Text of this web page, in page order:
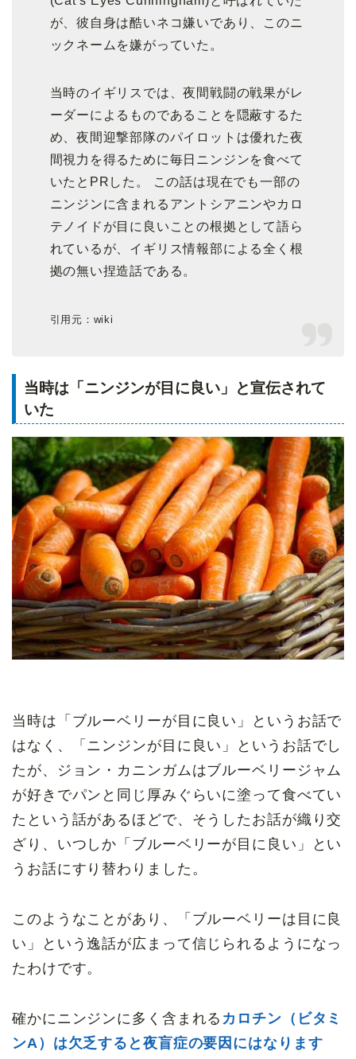
が、彼自身は酷いネコ嫌いであり、このニ
ックネームを嫌がっていた。
当時のイギリスでは、夜間戦闘の戦果がレ
ーダーによるものであることを隠蔽するた
め、夜間迎撃部隊のパイロットは優れた夜
間視力を得るために毎日ニンジンを食べて
いたとPRした。 この話は現在でも一部の
ニンジンに含まれるアントシアニンやカロ
テノイドが目に良いことの根拠として語ら
れているが、イギリス情報部による全く根
拠の無い捏造話である。
引用元：wiki
当時は「ニンジンが目に良い」と宣伝されて
いた
当時は「ブルーベリーが目に良い」というお話で
はなく、「ニンジンが目に良い」というお話でし
たが、ジョン・カニンガムはブルーベリージャム
が好きでパンと同じ厚みぐらいに塗って食べてい
たという話があるほどで、そうしたお話が織り交
ざり、いつしか「ブルーベリーが目に良い」とい
うお話にすり替わりました。
このようなことがあり、「ブルーベリーは目に良
い」という逸話が広まって信じられるようになっ
たわけです。
確かにニンジンに多く含まれる カロチン （ビタミ
ンA）は欠乏すると夜盲症の要因にはなります